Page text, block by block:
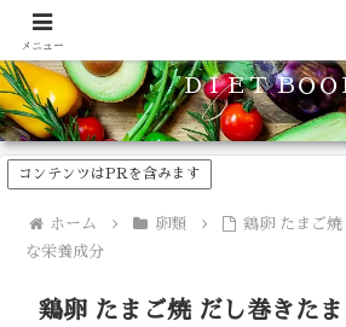
食品のカロリーや糖質などの栄養素がわか
ＤＩＥＴ ＢＯＯ
コンテンツはPRを含みます
ホーム 卵類
鶏卵 たまご
な栄養成分
鶏卵 たまご焼 だし巻きた
メニュー